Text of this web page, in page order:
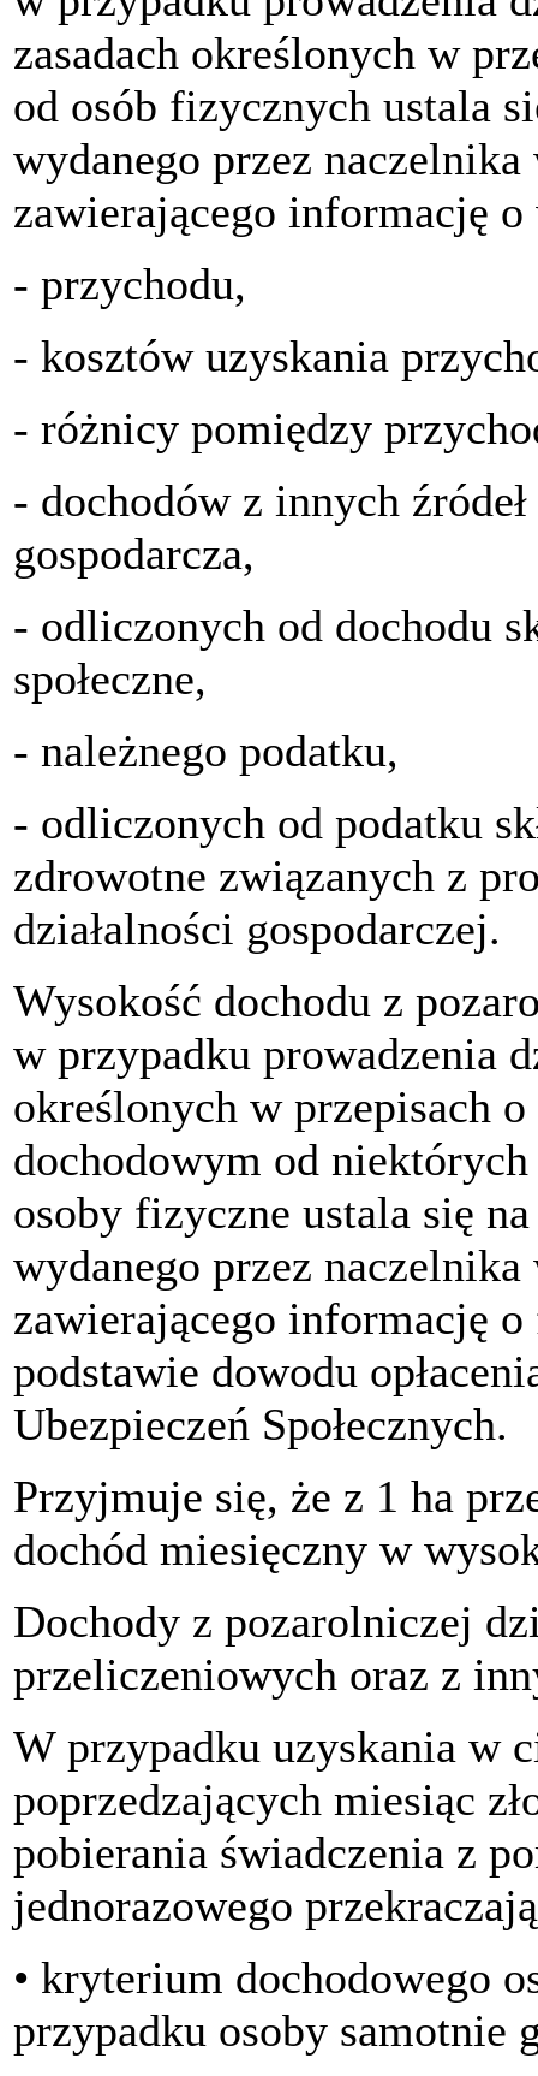
zasadach określonych w
od osób fizycznych ustala
wydanego przez naczelnika
zawierającego informację
- przychodu,
- kosztów uzyskania
- różnicy pomiędzy
- dochodów z innych
gospodarcza,
- odliczonych od dochodu
społeczne,
- należnego podatku,
- odliczonych od podatku
zdrowotne związanych z
działalności gospodarczej.
Wysokość dochodu z
w przypadku prowadzenia
określonych w przepisach
dochodowym od
osoby fizyczne ustala się
wydanego przez naczelnika
zawierającego informację
podstawie dowodu
Ubezpieczeń Społecznych.
Przyjmuje się, że z 1 ha
dochód miesięczny w
Dochody z pozarolniczej
przeliczeniowych oraz z
W przypadku uzyskania w
poprzedzających miesiąc
pobierania świadczenia z
jednorazowego
• kryterium dochodowego
przypadku osoby samotnie